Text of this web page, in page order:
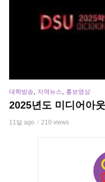
대학방송 지역뉴스 홍보영상
2025년도 미디어아
11달 ago 210 views